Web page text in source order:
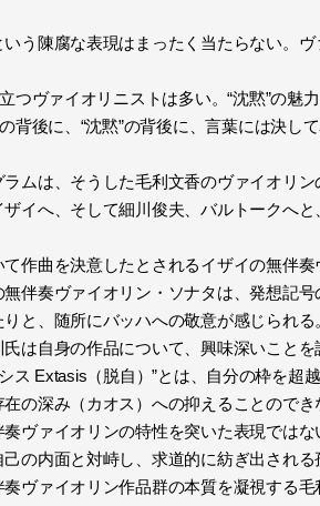
う陳腐な表現はまったく当たらない。
つヴァイオリニストは多い。“沈黙”の魅
の背後に、“沈黙”の背後に、言葉には決し
ムは、そうした毛利文香のヴァイオリ
イへ、そして細川俊夫、バルトークへ
作曲を決意したとされるイザイの無伴
伴奏ヴァイオリン・ソナタは、発想記
と、随所にバッハへの敬意が感じられる
は自身の作品について、興味深いことを
シス Extasis（脱自）”とは、自分の枠を
の深み（カオス）への抑えることのでき
奏ヴァイオリンの特性を突いた表現ではな
の内面と対峙し、求道的に紡ぎ出され
奏ヴァイオリン作品群の本質を凝視する